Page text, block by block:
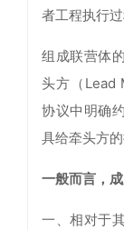
者工程执行过
组成联营体
头方（Lead
协议中明确
具给牵头方
一般而言，
一、相对于